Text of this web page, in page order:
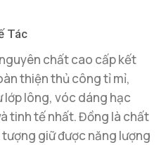
Tác
chất cao cấp kết
thiện thủ công tỉ mỉ,
lông, vóc dáng hạc
tinh tế nhất. Đồng là chất
giữ được năng lượng